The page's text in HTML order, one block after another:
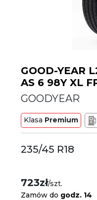
GOOD-YEAR
AS 6 98Y XL
GOODYEAR
Klasa Premium
235/45 R18
723zł/szt.
Zamów do godz. 14